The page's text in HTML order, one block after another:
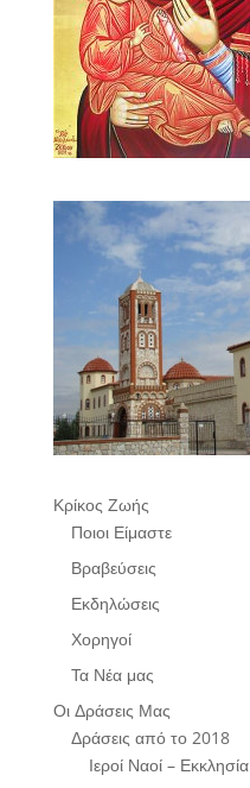
Κρίκος Ζωής
Ποιοι Είμαστε
Βραβεύσεις
Εκδηλώσεις
Χορηγοί
Τα Νέα μας
Οι Δράσεις Μας
Δράσεις από το 2018
Ιεροί Ναοί – Εκκλησία